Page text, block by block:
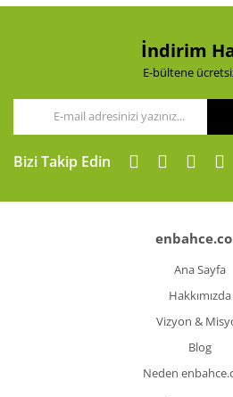
İndirim
E-bültene
Bizi Takip Edin
Ana Sayfa
Hakkımızda
Vizyon &
Blog
Neden